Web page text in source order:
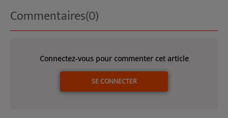
Commentaires(0)
Connectez-vous pour commenter cet article
SE CONNECTER